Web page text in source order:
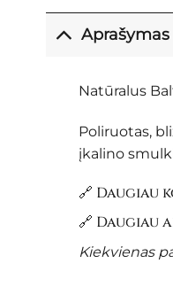
Aprašymas
Natūralus
Poliruotas,
įkalino
🔗
🔗 Daugiau
Kiekvienas